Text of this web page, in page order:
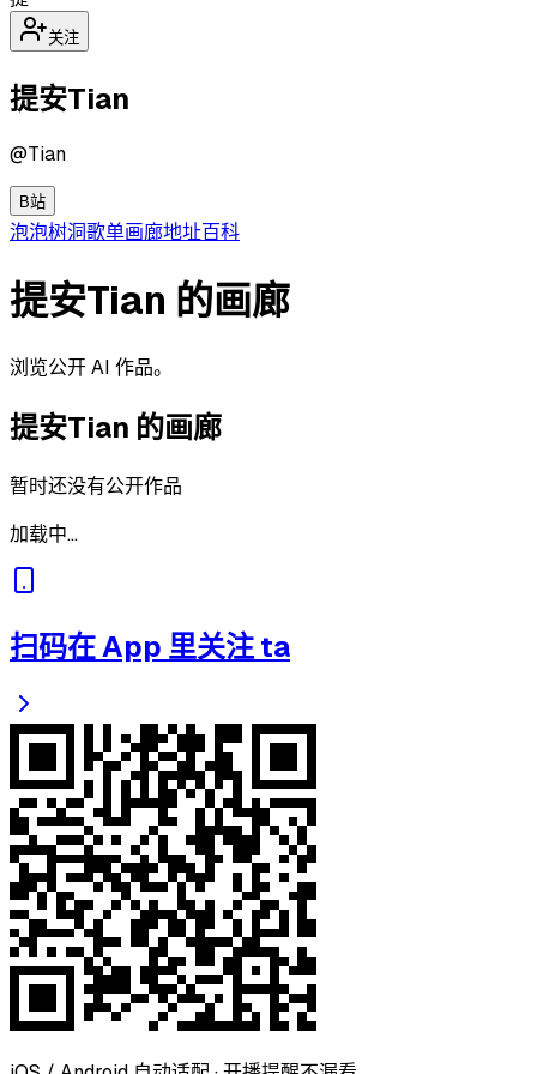
关注
提安Tian
@Tian
B站
泡泡树洞歌单画廊地址百科
提安Tian 的画廊
浏览公开 AI 作品。
提安Tian 的画廊
暂时还没有公开作品
加载中…
扫码在 App 里关注 ta